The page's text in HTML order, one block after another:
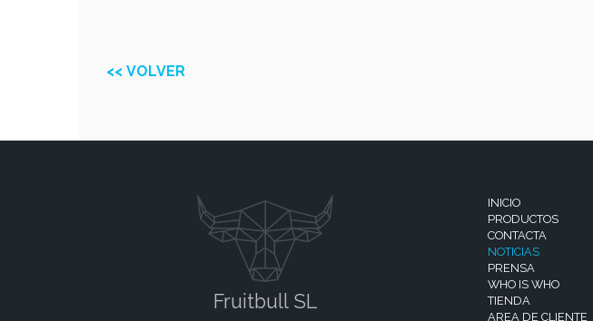
<< VOLVER
Fruitbull SL
INICIO
PRODUCTOS
CONTACTA
NOTICIAS
PRENSA
WHO IS WHO
TIENDA
AREA DE CLIENTE